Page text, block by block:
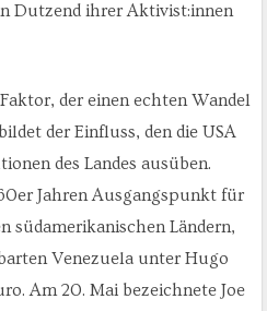
Dutzend ihrer Aktivist:innen
der einen echten Wandel
der Einfluss, den die USA
des Landes ausüben.
Jahren Ausgangspunkt für
südamerikanischen Ländern,
Venezuela unter Hugo
Am 20. Mai bezeichnete Joe